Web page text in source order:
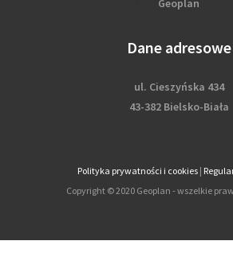
Geoplan
Dane adresowe
ul. Cieszyńska 434
43-382 Bielsko-Biała
Polityka prywatności i cookies|
Copyright © 2020 Geoplan - wszelkie